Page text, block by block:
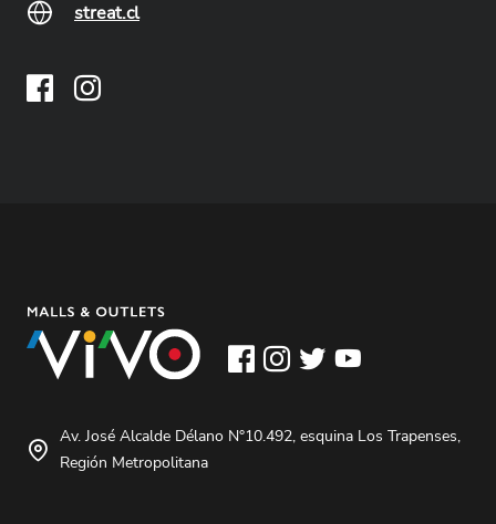
streat.cl
Av. José Alcalde Délano N°10.492, esquina Los Trapenses,
Región Metropolitana